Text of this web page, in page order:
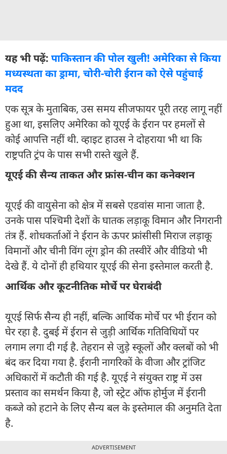
यह भी पढ़ें: पाकिस्तान की पोल खुली! अमेरिका से किया
मध्यस्थता का ड्रामा, चोरी-चोरी ईरान को ऐसे पहुंचाई
मदद
एक सूत्र के मुताबिक, उस समय सीजफायर पूरी तरह लागू नहीं
हुआ था, इसलिए अमेरिका को यूएई के ईरान पर हमलों से
कोई आपत्ति नहीं थी. व्हाइट हाउस ने दोहराया भी था कि
राष्ट्रपति ट्रंप के पास सभी रास्ते खुले हैं.
यूएई की सैन्य ताकत और फ्रांस-चीन का कनेक्शन
यूएई की वायुसेना को क्षेत्र में सबसे एडवांस माना जाता है.
उनके पास पश्चिमी देशों के घातक लड़ाकू विमान और निगरानी
तंत्र हैं. शोधकर्ताओं ने ईरान के ऊपर फ्रांसीसी मिराज लड़ाकू
विमानों और चीनी विंग लूंग ड्रोन की तस्वीरें और वीडियो भी
देखे हैं. ये दोनों ही हथियार यूएई की सेना इस्तेमाल करती है.
आर्थिक और कूटनीतिक मोर्चे पर घेराबंदी
यूएई सिर्फ सैन्य ही नहीं, बल्कि आर्थिक मोर्चे पर भी ईरान को
घेर रहा है. दुबई में ईरान से जुड़ी आर्थिक गतिविधियों पर
लगाम लगा दी गई है. तेहरान से जुड़े स्कूलों और क्लबों को भी
बंद कर दिया गया है. ईरानी नागरिकों के वीजा और ट्रांजिट
अधिकारों में कटौती की गई है. यूएई ने संयुक्त राष्ट्र में उस
प्रस्ताव का समर्थन किया है, जो स्ट्रेट ऑफ होर्मुज में ईरानी
कब्जे को हटाने के लिए सैन्य बल के इस्तेमाल की अनुमति देता
है.
ADVERTISEMENT